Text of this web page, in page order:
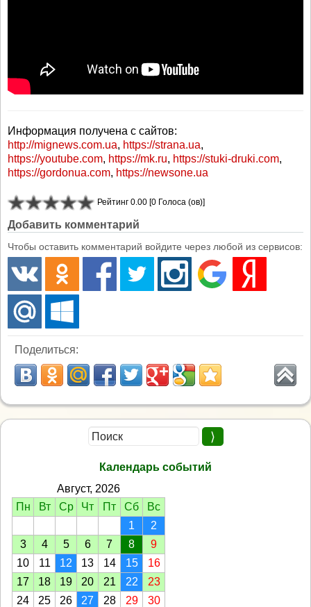
Информация получена с сайтов:
http://mignews.com.ua, https://strana.ua,
https://youtube.com, https://mk.ru, https://stuki-druki.com,
https://gordonua.com, https://newsone.ua
Рейтинг 0.00 [0 Голоса (ов)]
Добавить комментарий
Чтобы оставить комментарий войдите через любой из сервисов:
Поделиться:
Календарь событий
Август, 2026
Пн
Вт Ср Чт Пт Сб
Вс
1
2
3
4 5 6 7 8
9
10
11 12 13 14 15
16
17
18 19 20 21 22
23
24
25 26 27 28 29
30